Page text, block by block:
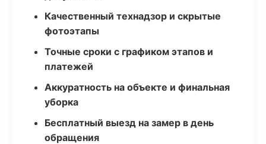
Качественный технадзор и скрытые
фотоэтапы
Точные сроки с графиком этапов и
платежей
Аккуратность на объекте и финальная
уборка
Бесплатный выезд на замер в день
обращения